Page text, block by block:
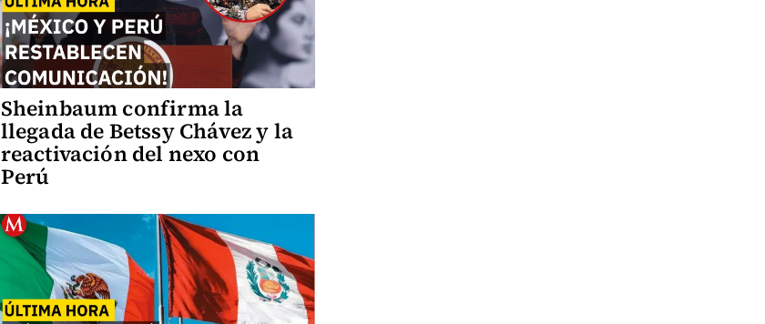
Sheinbaum confirma la
llegada de Betssy Chávez y la
reactivación del nexo con
Perú